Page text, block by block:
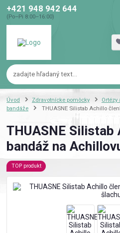
+421 948 942 644
(Po–Pi 8:00–16:00)
Úvod Zdravotnícke pomôcky Ortézy
bandáže
THUASNE Silistab Achillo
THUASNE
bandáž na
TOP produkt